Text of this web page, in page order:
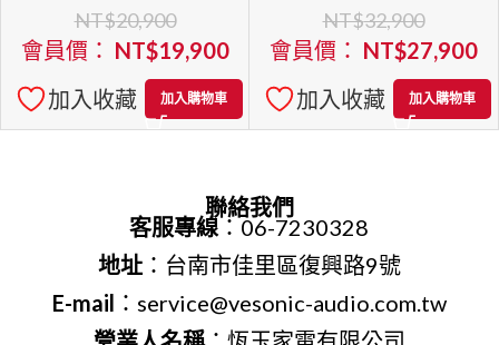
NT$20,900
會員價： NT$19,900
加入收藏
加入購物車
NT$32,900
會員價： NT$27,900
加入收藏
加入購物車
聯絡我們
客服專線：06-7230328
地址：台南市佳里區復興路9號
E-mail ：service@vesonic-audio.com.tw